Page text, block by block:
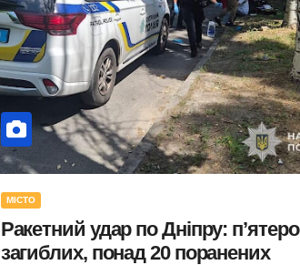
МІСТО
Ракетний удар по Дніпру: п’ятеро
загиблих, понад 20 поранених